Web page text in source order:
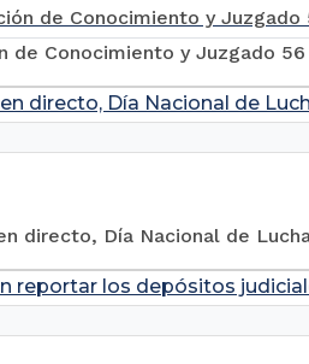
de Conocimiento y Juzgado
directo, Día Nacional de
directo, Día Nacional de
reportar los depósitos